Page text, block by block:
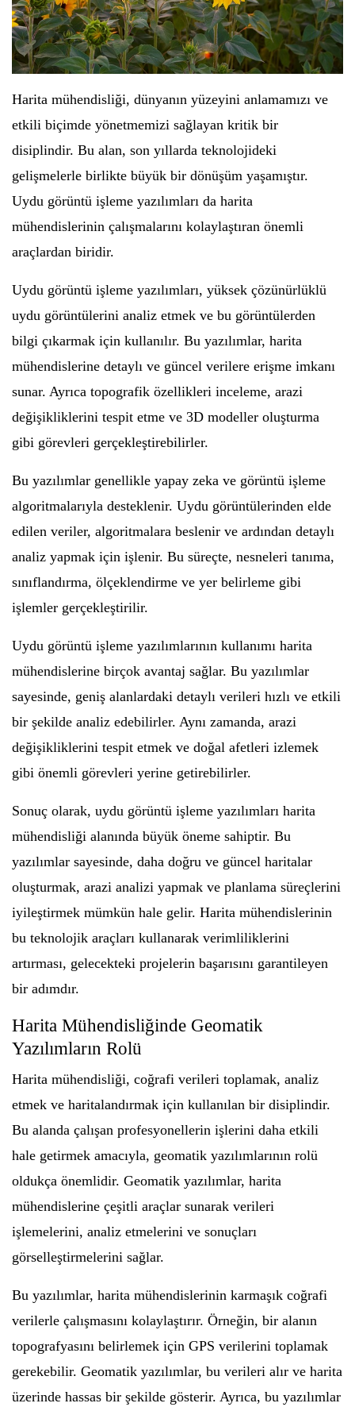
Harita mühendisliği, dünyanın yüzeyini anlamamızı ve
etkili biçimde yönetmemizi sağlayan kritik bir
disiplindir. Bu alan, son yıllarda teknolojideki
gelişmelerle birlikte büyük bir dönüşüm yaşamıştır.
Uydu görüntü işleme yazılımları da harita
mühendislerinin çalışmalarını kolaylaştıran önemli
araçlardan biridir.
Uydu görüntü işleme yazılımları, yüksek çözünürlüklü
uydu görüntülerini analiz etmek ve bu görüntülerden
bilgi çıkarmak için kullanılır. Bu yazılımlar, harita
mühendislerine detaylı ve güncel verilere erişme imkanı
sunar. Ayrıca topografik özellikleri inceleme, arazi
değişikliklerini tespit etme ve 3D modeller oluşturma
gibi görevleri gerçekleştirebilirler.
Bu yazılımlar genellikle yapay zeka ve görüntü işleme
algoritmalarıyla desteklenir. Uydu görüntülerinden elde
edilen veriler, algoritmalara beslenir ve ardından detaylı
analiz yapmak için işlenir. Bu süreçte, nesneleri tanıma,
sınıflandırma, ölçeklendirme ve yer belirleme gibi
işlemler gerçekleştirilir.
Uydu görüntü işleme yazılımlarının kullanımı harita
mühendislerine birçok avantaj sağlar. Bu yazılımlar
sayesinde, geniş alanlardaki detaylı verileri hızlı ve etkili
bir şekilde analiz edebilirler. Aynı zamanda, arazi
değişikliklerini tespit etmek ve doğal afetleri izlemek
gibi önemli görevleri yerine getirebilirler.
Sonuç olarak, uydu görüntü işleme yazılımları harita
mühendisliği alanında büyük öneme sahiptir. Bu
yazılımlar sayesinde, daha doğru ve güncel haritalar
oluşturmak, arazi analizi yapmak ve planlama süreçlerini
iyileştirmek mümkün hale gelir. Harita mühendislerinin
bu teknolojik araçları kullanarak verimliliklerini
artırması, gelecekteki projelerin başarısını garantileyen
bir adımdır.
Harita Mühendisliğinde Geomatik
Yazılımların Rolü
Harita mühendisliği, coğrafi verileri toplamak, analiz
etmek ve haritalandırmak için kullanılan bir disiplindir.
Bu alanda çalışan profesyonellerin işlerini daha etkili
hale getirmek amacıyla, geomatik yazılımlarının rolü
oldukça önemlidir. Geomatik yazılımlar, harita
mühendislerine çeşitli araçlar sunarak verileri
işlemelerini, analiz etmelerini ve sonuçları
görselleştirmelerini sağlar.
Bu yazılımlar, harita mühendislerinin karmaşık coğrafi
verilerle çalışmasını kolaylaştırır. Örneğin, bir alanın
topografyasını belirlemek için GPS verilerini toplamak
gerekebilir. Geomatik yazılımlar, bu verileri alır ve harita
üzerinde hassas bir şekilde gösterir. Ayrıca, bu yazılımlar